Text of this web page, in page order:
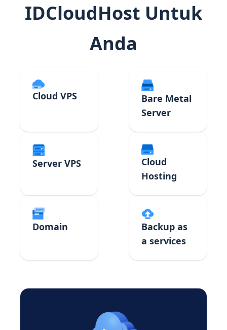
IDCloudHost Untuk
Anda
Cloud VPS
Bare Metal
Server
Server VPS
Cloud
Hosting
Domain
Backup as
a services